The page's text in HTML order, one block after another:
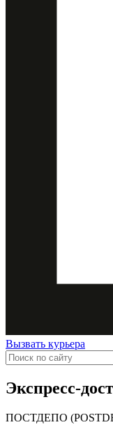
Вызвать курьера
Экспресс-
ПОСТДЕПО